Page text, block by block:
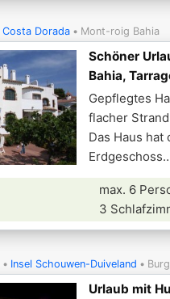
Costa Dorada Mont-roig Bahia
Schöner
Bahia,
Gepflegtes
flacher
Das Haus hat
Erdgeschoss
max. 6
3
Insel Schouwen-Duiveland
Urlaub mit